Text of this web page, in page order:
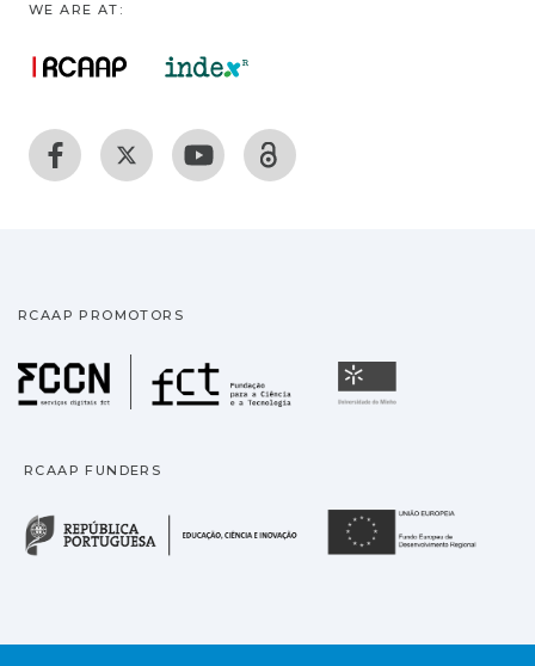
WE ARE AT:
RCAAP PROMOTORS
Fundação para a
RCAAP FUNDERS
República Portuguesa